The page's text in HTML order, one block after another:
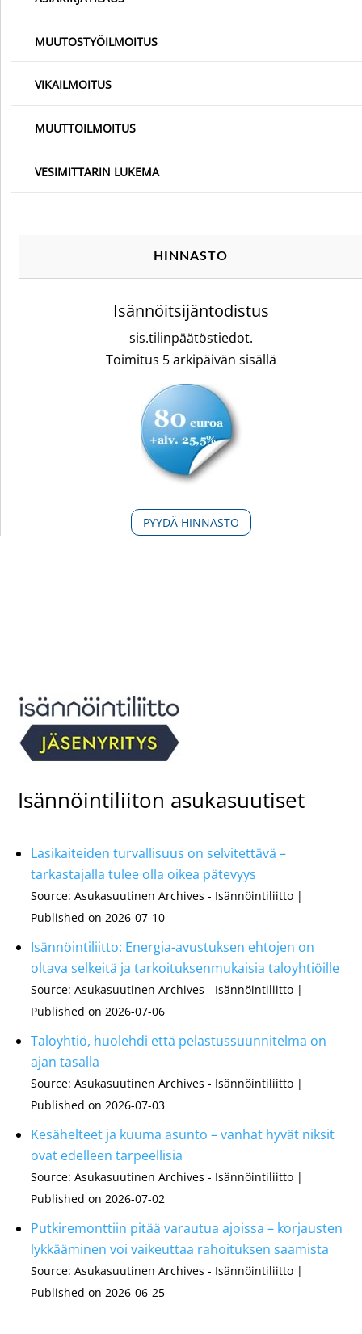
MUUTOSTYÖILMOITUS
VIKAILMOITUS
MUUTTOILMOITUS
VESIMITTARIN LUKEMA
HINNASTO
Isännöitsijäntodistus
sis.tilinpäätöstiedot.
Toimitus 5 arkipäivän sisällä
PYYDÄ HINNASTO
Isännöintiliiton asukasuutiset
Lasikaiteiden turvallisuus on selvitettävä –
tarkastajalla tulee olla oikea pätevyys
Source: Asukasuutinen Archives - Isännöintiliitto
Published on 2026-07-10
Isännöintiliitto: Energia-avustuksen ehtojen on
oltava selkeitä ja tarkoituksenmukaisia taloyhtiöille
Source: Asukasuutinen Archives - Isännöintiliitto
Published on 2026-07-06
Taloyhtiö, huolehdi että pelastussuunnitelma on
ajan tasalla
Source: Asukasuutinen Archives - Isännöintiliitto
Published on 2026-07-03
Kesähelteet ja kuuma asunto – vanhat hyvät niksit
ovat edelleen tarpeellisia
Source: Asukasuutinen Archives - Isännöintiliitto
Published on 2026-07-02
Putkiremonttiin pitää varautua ajoissa – korjausten
lykkääminen voi vaikeuttaa rahoituksen saamista
Source: Asukasuutinen Archives - Isännöintiliitto
Published on 2026-06-25